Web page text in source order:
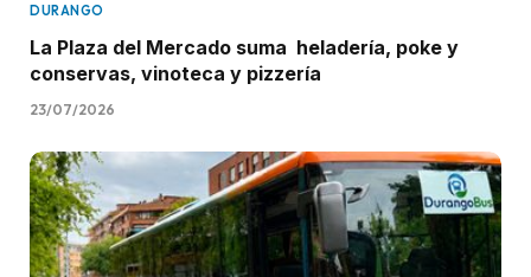
DURANGO
La Plaza del Mercado suma heladería, poke y
conservas, vinoteca y pizzería
23/07/2026